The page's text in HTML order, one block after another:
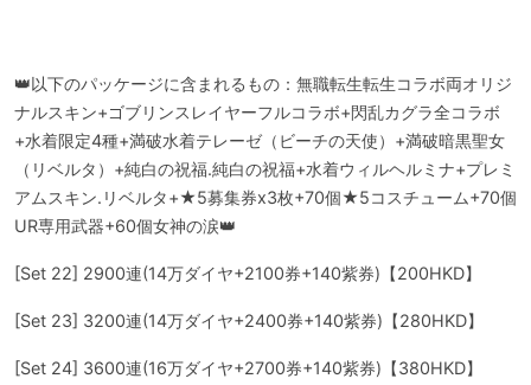
👑以下のパッケージに含まれるもの：無職転生転生コラボ両オリジ
ナルスキン+ゴブリンスレイヤーフルコラボ+閃乱カグラ全コラボ
+水着限定4種+満破水着テレーゼ（ビーチの天使）+満破暗黒聖女
（リベルタ）+純白の祝福.純白の祝福+水着ウィルヘルミナ+プレミ
アムスキン.リベルタ+★5募集券x3枚+70個★5コスチューム+70個
UR専用武器+60個女神の涙👑
[Set 22] 2900連(14万ダイヤ+2100券+140紫券)【200HKD】
[Set 23] 3200連(14万ダイヤ+2400券+140紫券)【280HKD】
[Set 24] 3600連(16万ダイヤ+2700券+140紫券)【380HKD】